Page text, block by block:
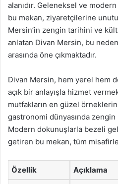
alanıdır. Geleneksel ve
bu mekan, ziyaretçilerine
Mersin’in zengin tarihini ve
anlatan Divan Mersin, bu
arasında öne çıkmaktadır.
Divan Mersin, hem yerel hem
açık bir anlayışla hizmet
mutfakların en güzel
gastronomi dünyasında
Modern dokunuşlarla bezeli
getiren bu mekan, tüm
Özellik Açıklama